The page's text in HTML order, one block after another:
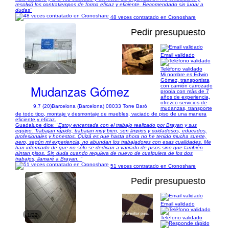
resolvió los contratiempos de forma eficaz y eficiente. Recomendado sin lugar a
dudas"
48 veces contratado en Cronoshare
1/7
Pedir presupuesto
Mudanzas Gómez
9,7 (20)Barcelona (Barcelona) 08033 Torre Baró
Email validado
Teléfono validado
Mi nombre es Edwin
Gómez, transportista
con camión carrozado
propia con más de 7
años de experiencia,
ofrezco servicios de
mudanzas, transporte
de todo tipo, montaje y desmontaje de muebles, vaciado de piso de una manera
eficiente y eficaz.
Guadalupe dice: "Estoy encantada con el trabajo realizado por Brayan y sus
equipo. Trabajan rápido, trabajan muy bien, son limpios y cuidadosos, educados,
profesionales y honestos. Quizá es que hasta ahora no he tenido mucha suerte,
pero, según mi experiencia, no abundan los trabajadores con esas cualidades. Me
han informado de que no sólo se dedican a vaciado de pisos sino que también
pintan pisos. Sin duda cuando requiera de nuevo de cualquiera de los dos
trabajos, llamaré a Brayan. "
51 veces contratado en Cronoshare
1/22
Pedir presupuesto
Email validado
Teléfono validado